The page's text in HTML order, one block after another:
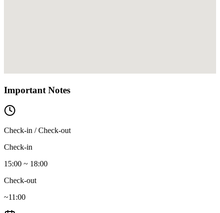
Important Notes
Check-in / Check-out
Check-in
15:00 ~ 18:00
Check-out
~11:00